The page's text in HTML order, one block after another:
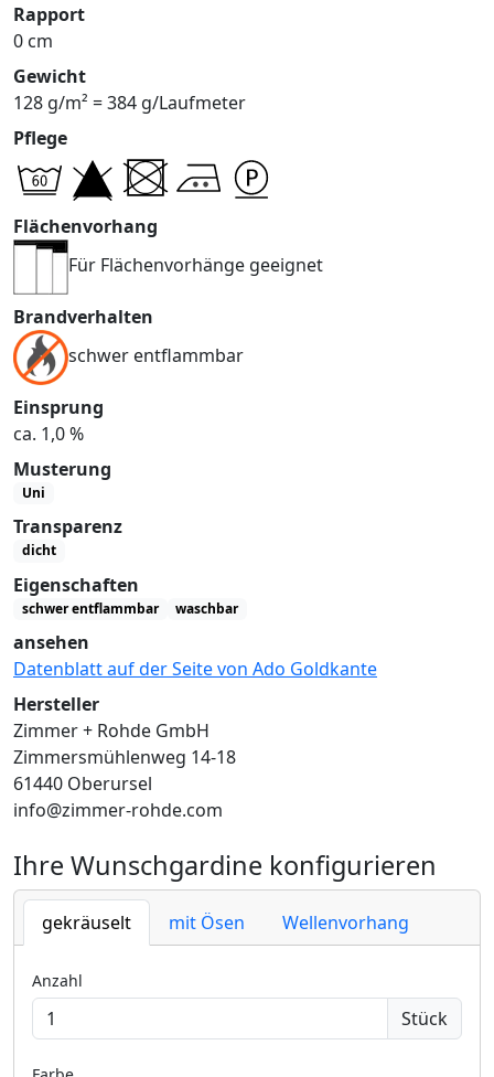
Rapport
0 cm
Gewicht
128 g/m² = 384 g/Laufmeter
Pflege
Flächenvorhang
Für Flächenvorhänge geeignet
Brandverhalten
schwer entflammbar
Einsprung
ca. 1,0 %
Musterung
Uni
Transparenz
dicht
Eigenschaften
schwer entflammbar waschbar
ansehen
Datenblatt auf der Seite von Ado Goldkante
Hersteller
Zimmer + Rohde GmbH
Zimmersmühlenweg 14-18
61440 Oberursel
info@zimmer-rohde.com
Ihre Wunschgardine konfigurieren
gekräuselt mit Ösen Wellenvorhang
Anzahl
Stück